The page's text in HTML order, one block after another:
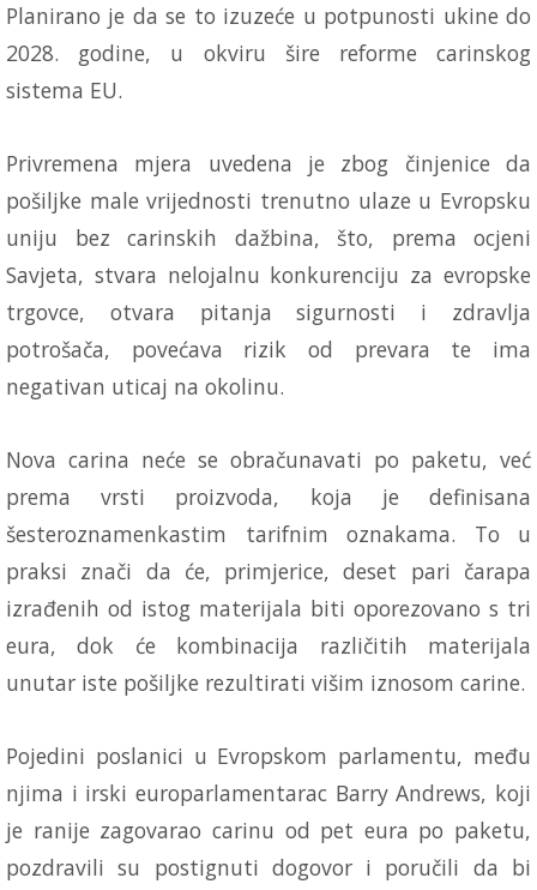
Planirano je da se to izuzeće u potpunosti ukine do
2028. godine, u okviru šire reforme carinskog
sistema EU.
Privremena mjera uvedena je zbog činjenice da
pošiljke male vrijednosti trenutno ulaze u Evropsku
uniju bez carinskih dažbina, što, prema ocjeni
Savjeta, stvara nelojalnu konkurenciju za evropske
trgovce, otvara pitanja sigurnosti i zdravlja
potrošača, povećava rizik od prevara te ima
negativan uticaj na okolinu.
Nova carina neće se obračunavati po paketu, već
prema vrsti proizvoda, koja je definisana
šesteroznamenkastim tarifnim oznakama. To u
praksi znači da će, primjerice, deset pari čarapa
izrađenih od istog materijala biti oporezovano s tri
eura, dok će kombinacija različitih materijala
unutar iste pošiljke rezultirati višim iznosom carine.
Pojedini poslanici u Evropskom parlamentu, među
njima i irski europarlamentarac Barry Andrews, koji
je ranije zagovarao carinu od pet eura po paketu,
pozdravili su postignuti dogovor i poručili da bi